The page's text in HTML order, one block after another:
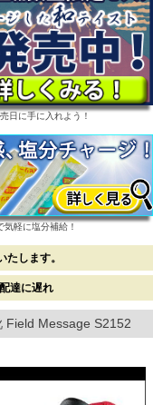
日に手に入れよう！
軽に塩分補給！
します。
達に遅れ
Field Message S2152